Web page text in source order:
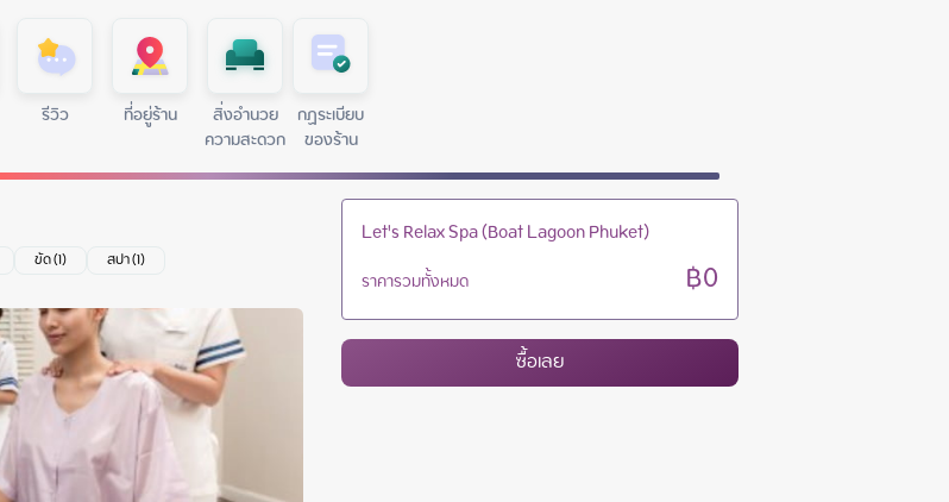
รีวิว ที่อยู่ร้าน สิ่งอำนวย
ความสะดวก
กฏระเบียบ
ของร้าน
ขัด (1) สปา (1)
Let's Relax Spa (Boat Lagoon Phuket)
ราคารวมทั้งหมด ฿0
ซื้อเลย